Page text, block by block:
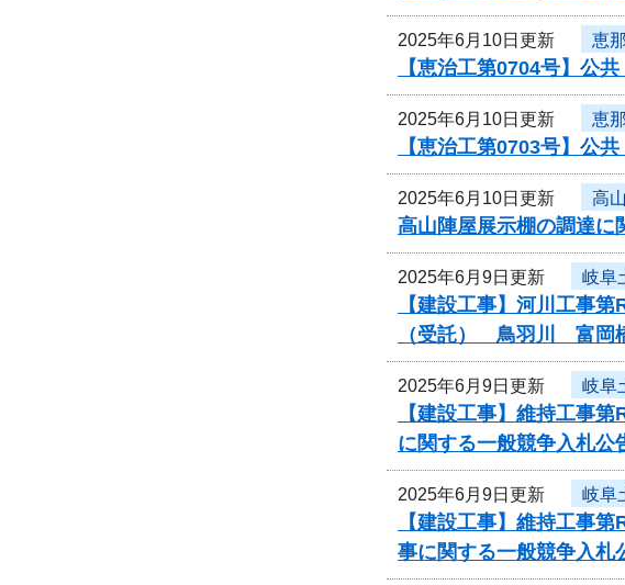
2025年6月10日更新 恵
【恵治工第0704号】公
2025年6月10日更新 恵
【恵治工第0703号】公
2025年6月10日更新 高
高山陣屋展示棚の調達に
2025年6月9日更新 岐阜
【建設工事】河川工事
（受託） 鳥羽川 富岡
2025年6月9日更新 岐阜
【建設工事】維持工事
に関する一般競争入札公
2025年6月9日更新 岐阜
【建設工事】維持工事
事に関する一般競争入札